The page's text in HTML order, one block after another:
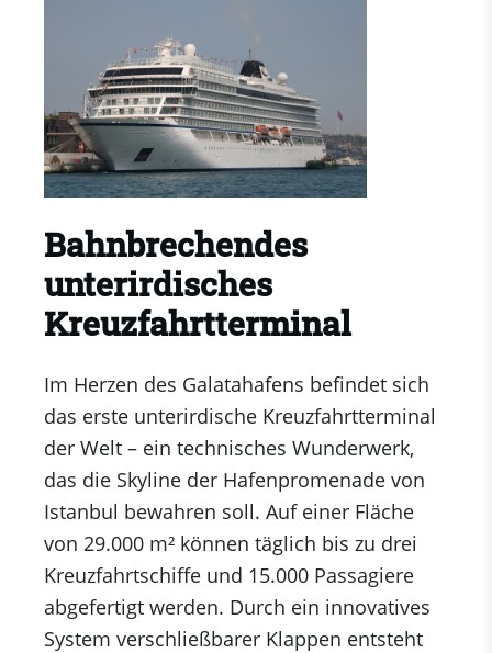
Bahnbrechendes
unterirdisches
Kreuzfahrtterminal
Im Herzen des Galatahafens befindet sich
das erste unterirdische Kreuzfahrtterminal
der Welt – ein technisches Wunderwerk,
das die Skyline der Hafenpromenade von
Istanbul bewahren soll. Auf einer Fläche
von 29.000 m² können täglich bis zu drei
Kreuzfahrtschiffe und 15.000 Passagiere
abgefertigt werden. Durch ein innovatives
System verschließbarer Klappen entsteht